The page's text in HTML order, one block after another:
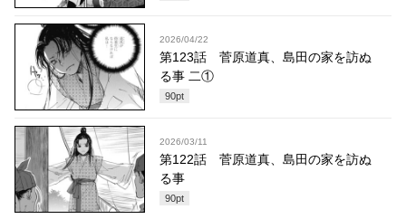
2026/04/22
第123話 菅原道真、島田の家を訪ぬ
る事 二①
90pt
2026/03/11
第122話 菅原道真、島田の家を訪ぬ
る事
90pt